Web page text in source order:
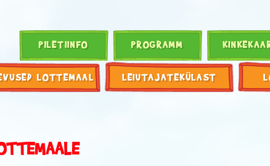
PILETIINFO PROGRAMM
LOTTEMAAL LEIUTAJATEKÜLAST